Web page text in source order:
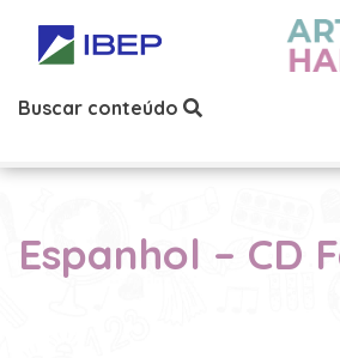
Buscar conteúdo
Espanhol – CD